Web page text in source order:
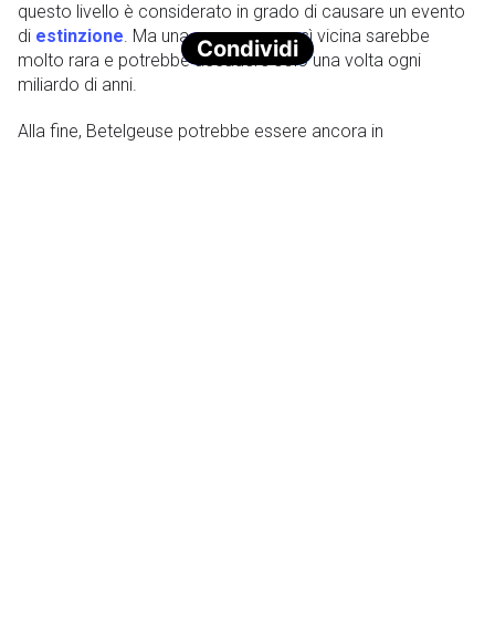
questo livello è considerato in grado di causare un evento
di estinzione. Ma una supernova così vicina sarebbe
molto rara e potrebbe accadere solo una volta ogni
miliardo di anni.
Alla fine, Betelgeuse potrebbe essere ancora in
Condividi